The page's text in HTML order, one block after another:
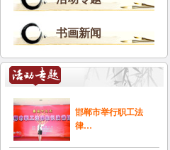
书画新闻
邯郸市举行职工法
律…